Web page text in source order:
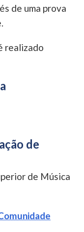
de uma prova
realizado
de
de Música